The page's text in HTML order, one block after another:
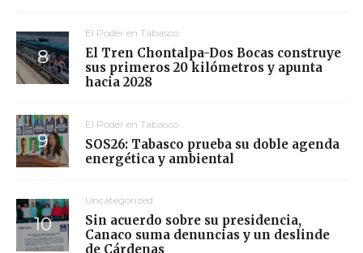
El Poder en Tabasco
El Tren Chontalpa-Dos Bocas construye
sus primeros 20 kilómetros y apunta
hacia 2028
El Poder en Tabasco
SOS26: Tabasco prueba su doble agenda
energética y ambiental
Uncategorized
Sin acuerdo sobre su presidencia,
Canaco suma denuncias y un deslinde
de Cárdenas